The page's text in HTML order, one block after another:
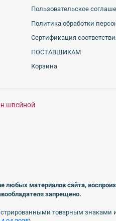
Пользовательское
Политика обработки
Сертификация
ПОСТАВЩИКАМ
Корзина
любых материалов сайта,
запрещено.
товарным знаками